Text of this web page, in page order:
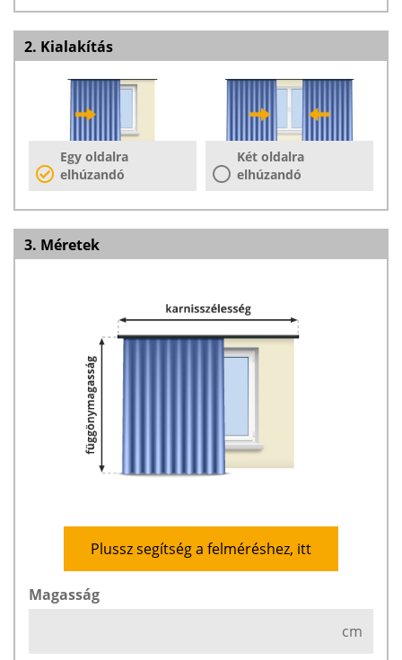
2. Kialakítás
Egy oldalra
elhúzandó
Két oldalra
elhúzandó
3. Méretek
Plussz segítség a felméréshez, itt
Magasság
cm